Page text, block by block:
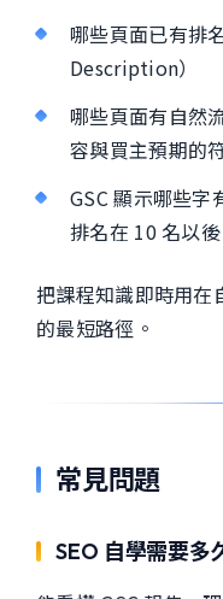
哪些頁面已有排
Description）
哪些頁面有自然
容與買主預期的
GSC 顯示哪些
排名在 10 名以後
把課程知識即時用在
的最短路徑。
常見問題
SEO 自學需要多